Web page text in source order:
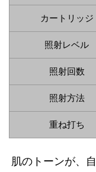
カートリッジ
照射レベル
照射回数
照射方法
重ね打ち
肌のトーンが、